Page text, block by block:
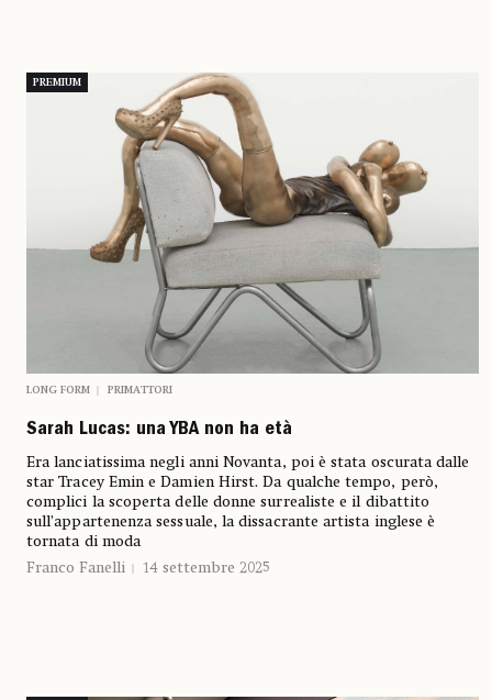
PREMIUM
LONG FORM PRIMATTORI
Sarah Lucas: una YBA non ha età
Era lanciatissima negli anni Novanta, poi è stata oscurata dalle
star Tracey Emin e Damien Hirst. Da qualche tempo, però,
complici la scoperta delle donne surrealiste e il dibattito
sull’appartenenza sessuale, la dissacrante artista inglese è
tornata di moda
Franco Fanelli
14 settembre 2025